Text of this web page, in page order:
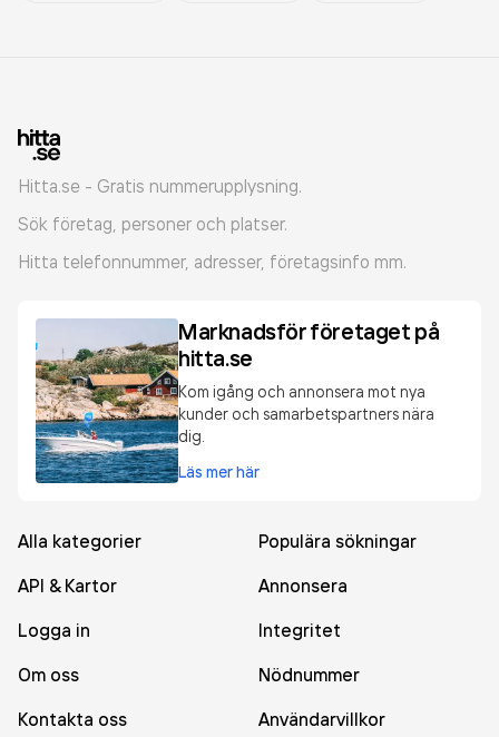
Hitta.se - Gratis nummerupplysning.
Sök företag, personer och platser.
Hitta telefonnummer, adresser, företagsinfo mm.
Marknadsför företaget på
hitta.se
Kom igång och annonsera mot nya
kunder och samarbetspartners nära
dig.
Läs mer här
Alla kategorier
Populära sökningar
API & Kartor
Annonsera
Logga in
Integritet
Om oss
Nödnummer
Kontakta oss
Användarvillkor